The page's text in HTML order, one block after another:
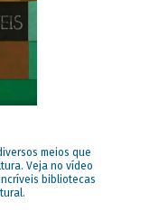
meios que
Veja no vídeo
bibliotecas